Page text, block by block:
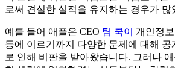
로써 견실한 실적을 유지하는 경우가 많
예를 들어 애플은 CEO 팀 쿡이
개인정
등에 이르기까지 다양한 문제에 대해 공
로 인해 비판을 받아왔습니다. 그러나